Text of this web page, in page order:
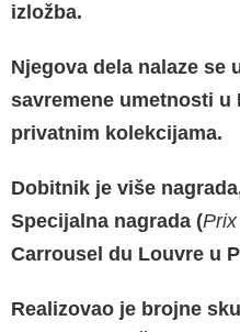
izložba.
Njegova dela nalaze se
savremene umetnosti
privatnim kolekcijama.
Dobitnik je više
Specijalna nagrada (
Carrousel du Louvre u
Realizovao je brojne